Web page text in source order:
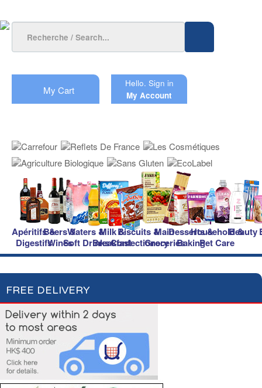
My Cart
Hello. Sign in
My Account
Apéritifs &
Digestifs
Beers &
Wines
Waters &
Soft Drinks
Milk &
Breakfast
Biscuits &
Confectionery
Main
Groceries
Desserts &
Baking
Household &
Pet Care
Beauty
FREE DELIVERY